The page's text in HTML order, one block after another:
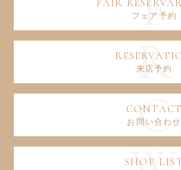
フェア予約
来店予約
お問い合わせ